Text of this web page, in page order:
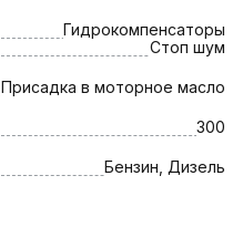
Гидрокомпенсаторы
Стоп шум
Присадка в моторное масло
300
Бензин, Дизель